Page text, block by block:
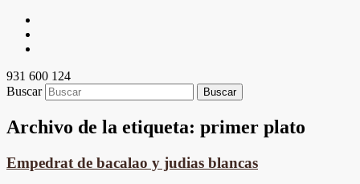
931 600 124
Buscar
Archivo de la etiqueta: primer plato
Empedrat de bacalao y judias blancas